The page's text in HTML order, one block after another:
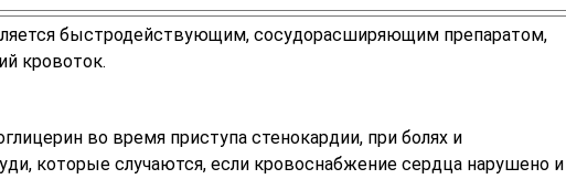
быстродействующим, сосудорасширяющим препаратом,
кровоток.
во время приступа стенокардии, при болях и
которые случаются, если кровоснабжение сердца нарушено и